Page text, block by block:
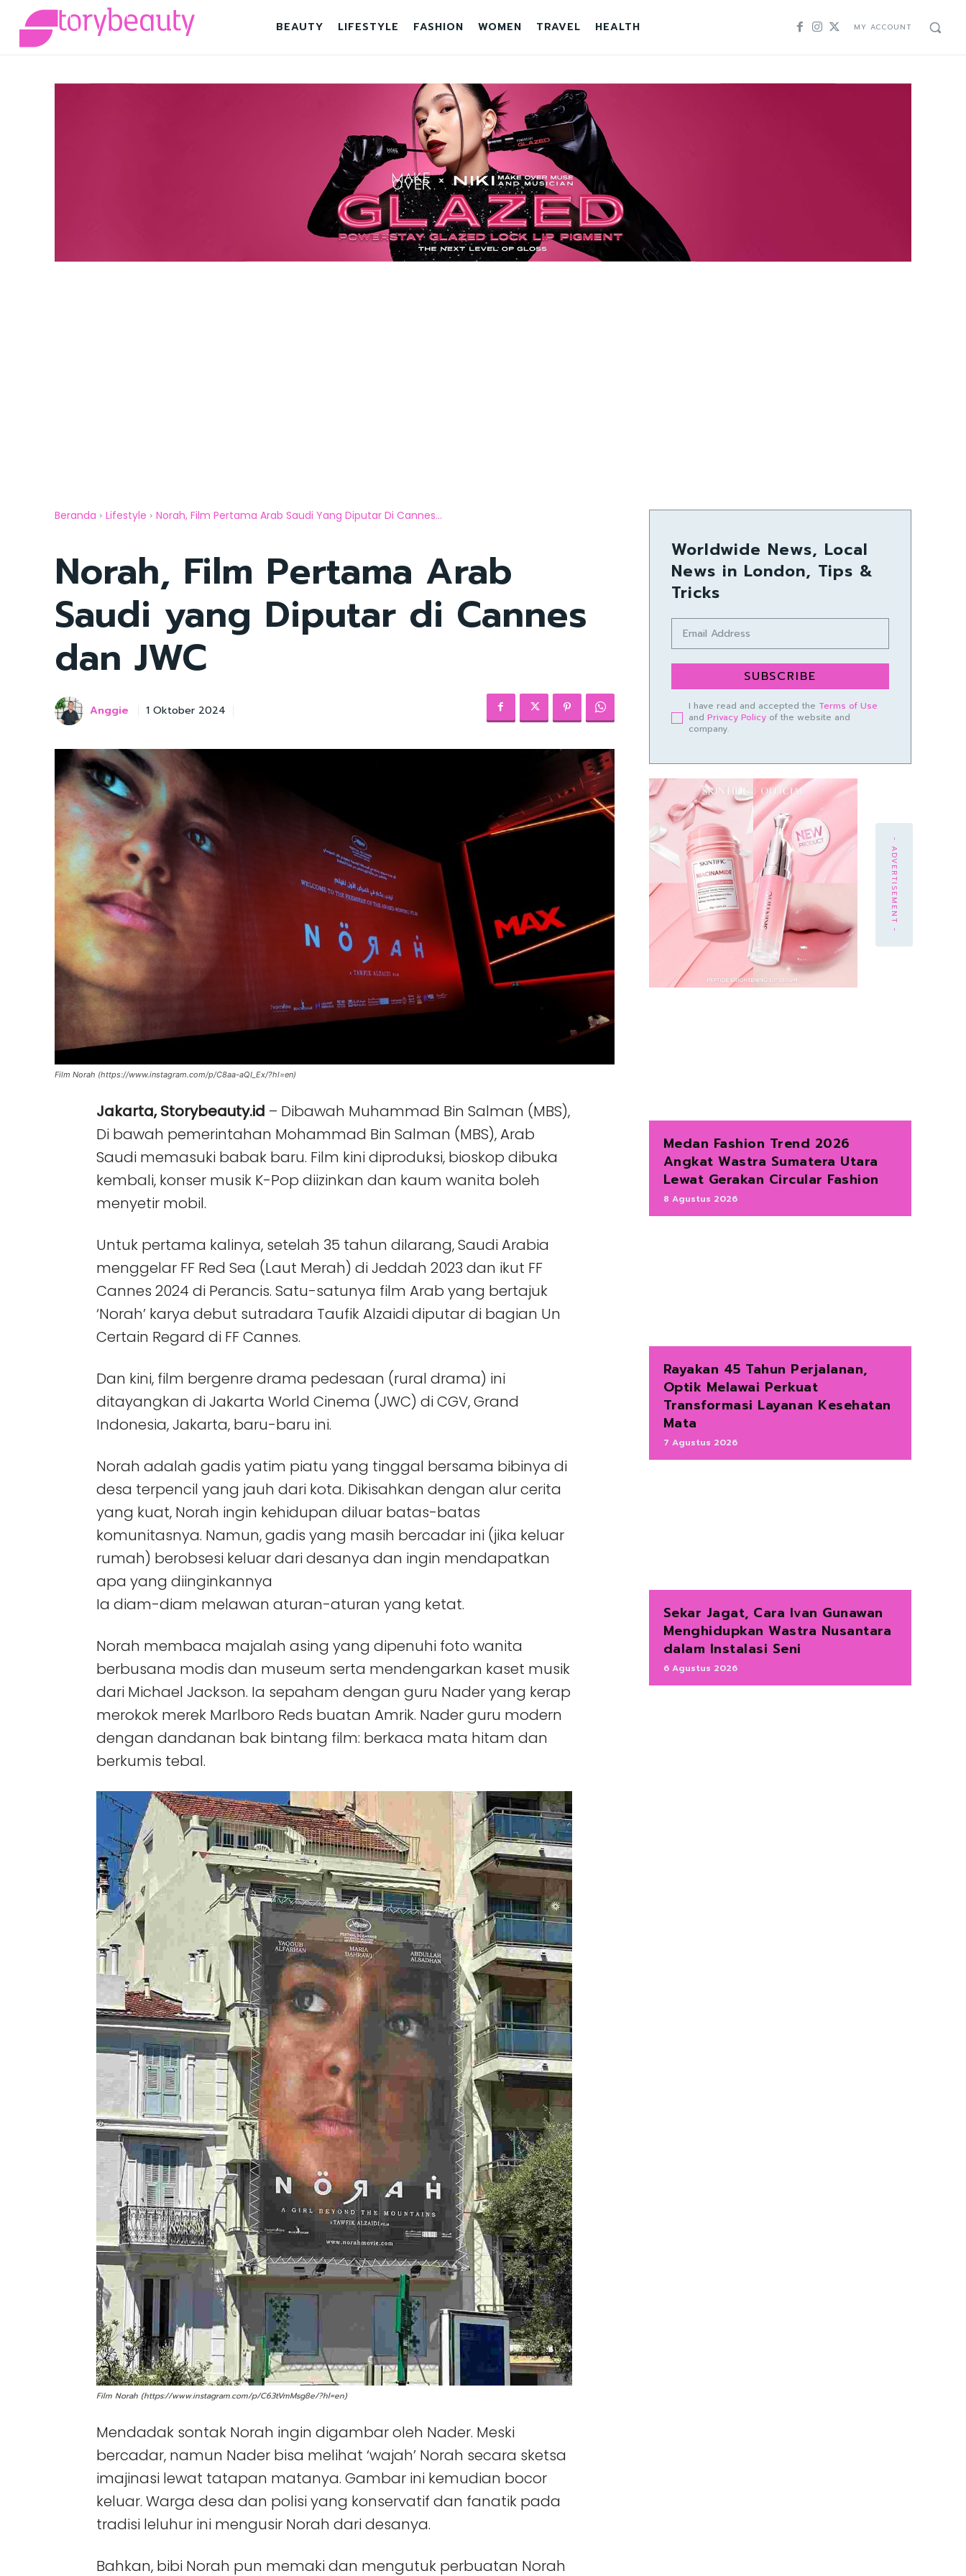
BEAUTY LIFESTYLE FASHION WOMEN TRAVEL HEALTH MY ACCOUNT
Beranda Lifestyle Norah, Film Pertama Arab Saudi Yang Diputar Di Cannes...
Norah, Film Pertama Arab
Saudi yang Diputar di Cannes
dan JWC
Anggie 1 Oktober 2024
Film Norah (https://www.instagram.com/p/C8aa-aQI_Ex/?hl=en)
Jakarta, Storybeauty.id – Dibawah Muhammad Bin Salman (MBS),
Di bawah pemerintahan Mohammad Bin Salman (MBS), Arab
Saudi memasuki babak baru. Film kini diproduksi, bioskop dibuka
kembali, konser musik K-Pop diizinkan dan kaum wanita boleh
menyetir mobil.
Untuk pertama kalinya, setelah 35 tahun dilarang, Saudi Arabia
menggelar FF Red Sea (Laut Merah) di Jeddah 2023 dan ikut FF
Cannes 2024 di Perancis. Satu-satunya film Arab yang bertajuk
‘Norah’ karya debut sutradara Taufik Alzaidi diputar di bagian Un
Certain Regard di FF Cannes.
Dan kini, film bergenre drama pedesaan (rural drama) ini
ditayangkan di Jakarta World Cinema (JWC) di CGV, Grand
Indonesia, Jakarta, baru-baru ini.
Norah adalah gadis yatim piatu yang tinggal bersama bibinya di
desa terpencil yang jauh dari kota. Dikisahkan dengan alur cerita
yang kuat, Norah ingin kehidupan diluar batas-batas
komunitasnya. Namun, gadis yang masih bercadar ini (jika keluar
rumah) berobsesi keluar dari desanya dan ingin mendapatkan
apa yang diinginkannya
Ia diam-diam melawan aturan-aturan yang ketat.
Norah membaca majalah asing yang dipenuhi foto wanita
berbusana modis dan museum serta mendengarkan kaset musik
dari Michael Jackson. Ia sepaham dengan guru Nader yang kerap
merokok merek Marlboro Reds buatan Amrik. Nader guru modern
dengan dandanan bak bintang film: berkaca mata hitam dan
berkumis tebal.
Film Norah (https://www.instagram.com/p/C63tVmMsg8e/?hl=en)
Mendadak sontak Norah ingin digambar oleh Nader. Meski
bercadar, namun Nader bisa melihat ‘wajah’ Norah secara sketsa
imajinasi lewat tatapan matanya. Gambar ini kemudian bocor
keluar. Warga desa dan polisi yang konservatif dan fanatik pada
tradisi leluhur ini mengusir Norah dari desanya.
Bahkan, bibi Norah pun memaki dan mengutuk perbuatan Norah
Worldwide News, Local
News in London, Tips &
Tricks
SUBSCRIBE
I have read and accepted the Terms of Use
and Privacy Policyof the website and
company.
- ADVERTISEMENT -
Medan Fashion Trend 2026
Angkat Wastra Sumatera Utara
Lewat Gerakan Circular Fashion
8 Agustus 2026
Rayakan 45 Tahun Perjalanan,
Optik Melawai Perkuat
Transformasi Layanan Kesehatan
Mata
7 Agustus 2026
Sekar Jagat, Cara Ivan Gunawan
Menghidupkan Wastra Nusantara
dalam Instalasi Seni
6 Agustus 2026